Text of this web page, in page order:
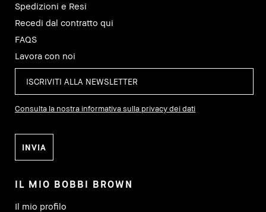
Spedizioni e Resi
Recedi dal contratto qui
FAQS
Lavora con noi
Consulta la nostra informativa sulla privacy dei dati
IL MIO BOBBI BROWN
Il mio profilo